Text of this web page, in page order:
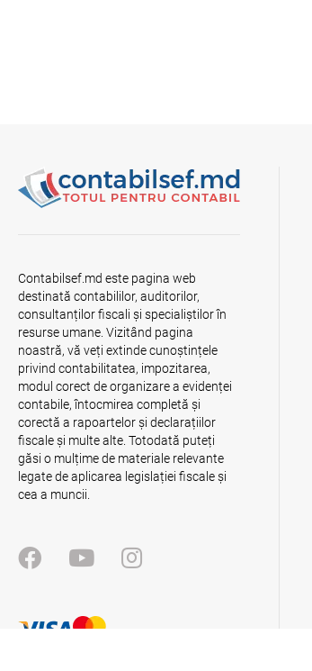
Contabilsef.md este pagina web
destinată contabililor, auditorilor,
consultanților fiscali și specialiștilor în
resurse umane. Vizitând pagina
noastră, vă veți extinde cunoștințele
privind contabilitatea, impozitarea,
modul corect de organizare a evidenței
contabile, întocmirea completă și
corectă a rapoartelor și declarațiilor
fiscale și multe alte. Totodată puteți
găsi o mulțime de materiale relevante
legate de aplicarea legislației fiscale și
cea a muncii.